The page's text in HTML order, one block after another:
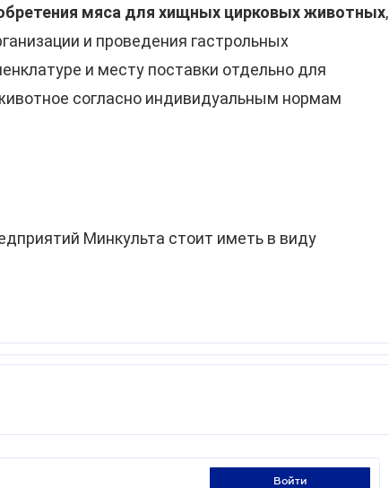
мяса для хищных цирковых животных,
и проведения гастрольных
и месту поставки отдельно для
согласно индивидуальным нормам
Минкульта стоит иметь в виду
войти